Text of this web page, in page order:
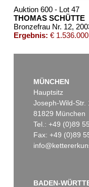
Auktion 600 - Lot 47
THOMAS SCHÜTTE
Bronzefrau Nr. 12,
Ergebnis: € 1.536.000
Auktion 430 - Lot
MÜNCHEN
Hauptsitz
Joseph-Wild-Str.
81829 München
Tel.: +49 (0)89
Fax: +49 (0)89
BADEN-